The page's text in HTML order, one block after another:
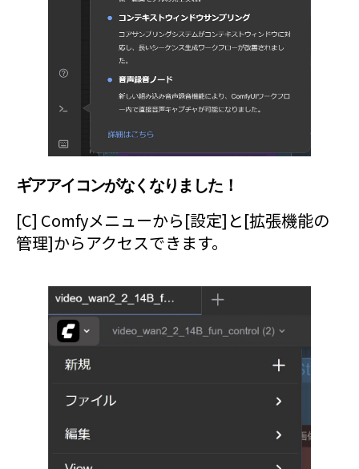
ギアアイコンがなくなりました！
[C] Comfyメニューから[設定]と[拡張機能の
管理]からアクセスできます。